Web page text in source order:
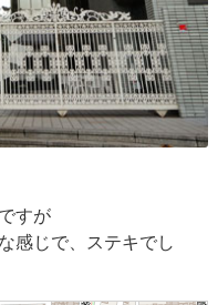
すが
感じで、ステキでし